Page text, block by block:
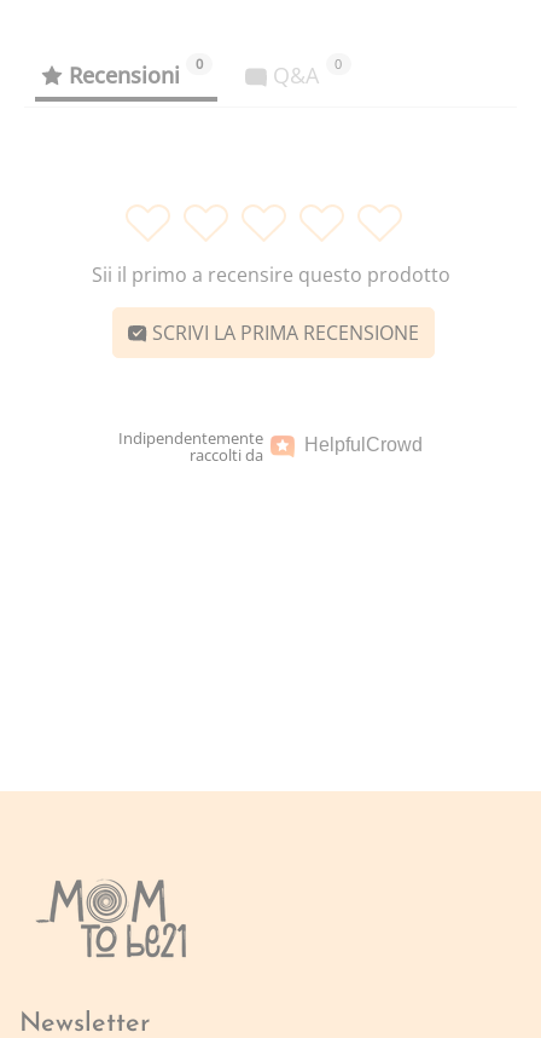
Recensioni 0 Q&A 0
5
4
3
2
1
Sii il primo a recensire questo prodotto
SCRIVI LA PRIMA RECENSIONE
Indipendentemente
raccolti da Helpful Crowd
Newsletter